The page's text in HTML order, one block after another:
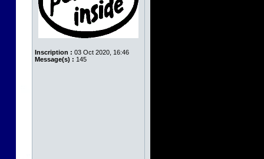
Inscription : 03 Oct 2020, 16:46
Message(s) : 145